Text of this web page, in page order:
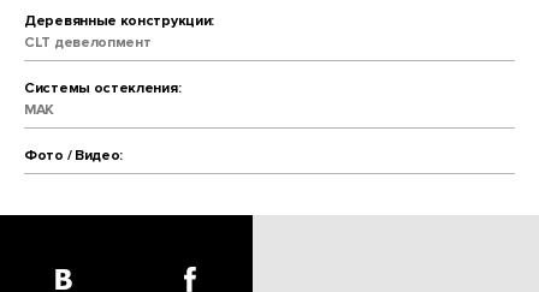
Деревянные конструкции:
CLT девелопмент
Системы остекления:
МАК
Фото / Видео: